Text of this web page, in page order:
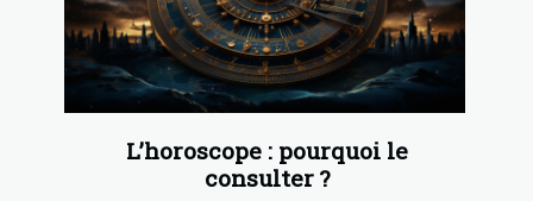
L’horoscope : pourquoi le
consulter ?